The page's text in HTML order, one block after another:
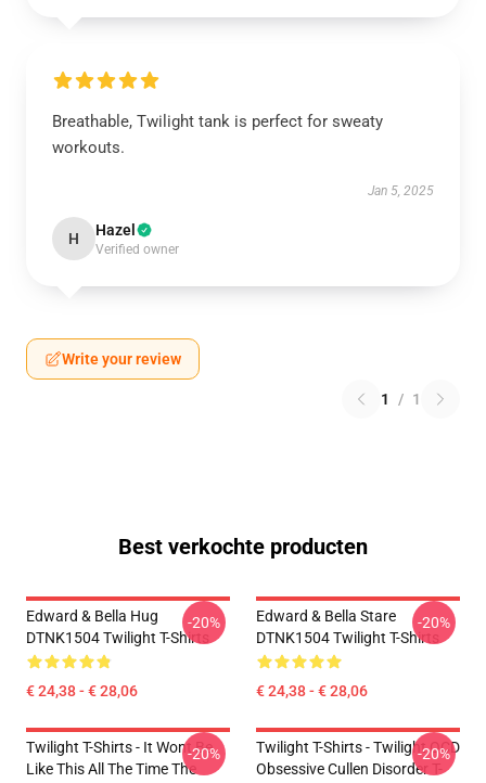
Breathable, Twilight tank is perfect for sweaty
workouts.
Jan 5, 2025
H Hazel
Verified owner
Write your review
1 / 1
Best verkochte producten
Edward & Bella Hug
DTNK1504 Twilight T-Shirts
€ 24,38 - € 28,06
-20%
Edward & Bella Stare
DTNK1504 Twilight T-Shirts
€ 24,38 - € 28,06
-20%
Twilight T-Shirts - It Wont Be
Like This All The Time The
-20%
Twilight T-Shirts - Twilight OCD
Obsessive Cullen Disorder T-
-20%